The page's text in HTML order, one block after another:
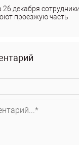
26 декабря
проезжую часть